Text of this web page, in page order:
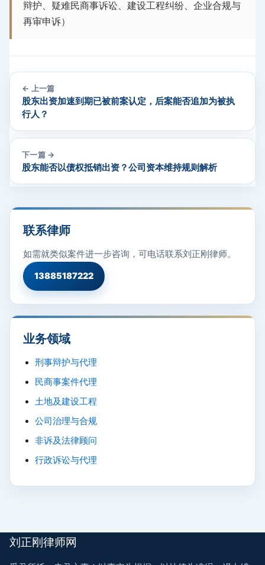
辩护、疑难民商事诉讼、建设工程纠纷、企业合规与
再审申诉）
← 上一篇
股东出资加速到期已被前案认定，后案能否追加为被执
行人？
下一篇 →
股东能否以债权抵销出资？公司资本维持规则解析
联系律师
如需就类似案件进一步咨询，可电话联系刘正刚律师。
13885187222
业务领域
刑事辩护与代理
民商事案件代理
土地及建设工程
公司治理与合规
非诉及法律顾问
行政诉讼与代理
刘正刚律师网